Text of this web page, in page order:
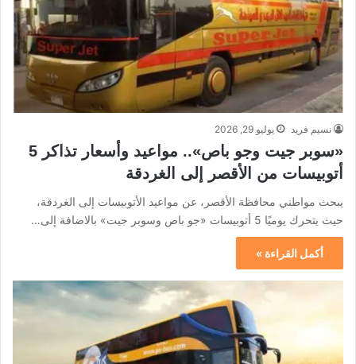
نسيم فريد يوليو 29, 2026
«سوبر جيت وجو باص».. مواعيد وأسعار تذاكر 5
أتوبيسات من الأقصر إلى الغردقة
يبحث مواطني محافظة الأقصر، عن مواعيد الأتوبيسات إلى الغردقة،
حيث يتحرك يوميًا 5 أتوبيسات «جو باص وسوبر جيت» بالاضافة إلى…
أكمل القراءة »